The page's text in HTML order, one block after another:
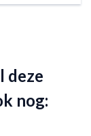
deze
nog: